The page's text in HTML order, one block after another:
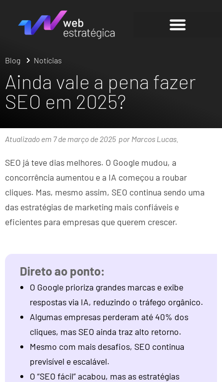
Blog Notícias
Ainda vale a pena fazer
SEO em 2025?
Atualizado em 7 de março de 2025 por Marcos Lucas.
SEO já teve dias melhores. O Google mudou, a
concorrência aumentou e a IA começou a roubar
cliques. Mas, mesmo assim, SEO continua sendo uma
das estratégias de marketing mais confiáveis e
eficientes para empresas que querem crescer.
O Google prioriza grandes marcas e exibe
respostas via IA, reduzindo o tráfego orgânico.
Algumas empresas perderam até 40% dos
cliques, mas SEO ainda traz alto retorno.
Mesmo com mais desafios, SEO continua
previsível e escalável.
O “SEO fácil” acabou, mas as estratégias